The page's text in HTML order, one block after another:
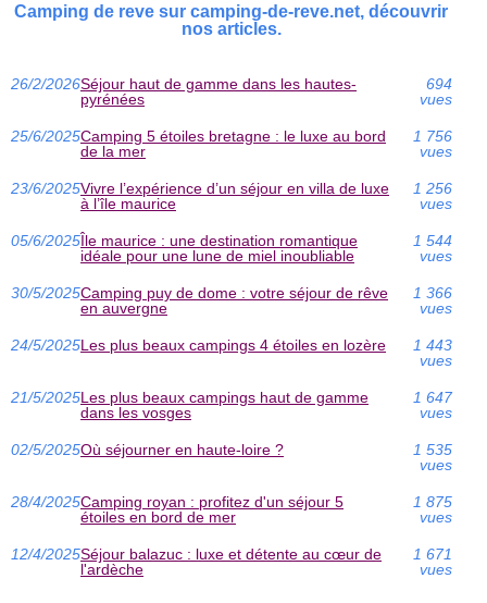
Camping de reve sur camping-de-reve.net, découvrir
nos articles.
26/2/2026Séjour haut de gamme dans les hautes-
pyrénées
694
vues
25/6/2025Camping 5 étoiles bretagne : le luxe au bord
de la mer
1 756
vues
23/6/2025Vivre l’expérience d’un séjour en villa de luxe
à l’île maurice
1 256
vues
05/6/2025Île maurice : une destination romantique
idéale pour une lune de miel inoubliable
1 544
vues
30/5/2025Camping puy de dome : votre séjour de rêve
en auvergne
1 366
vues
24/5/2025Les plus beaux campings 4 étoiles en lozère
1 443
vues
21/5/2025Les plus beaux campings haut de gamme
dans les vosges
1 647
vues
02/5/2025Où séjourner en haute-loire ?
1 535
vues
28/4/2025Camping royan : profitez d'un séjour 5
étoiles en bord de mer
1 875
vues
12/4/2025Séjour balazuc : luxe et détente au cœur de
l'ardèche
1 671
vues